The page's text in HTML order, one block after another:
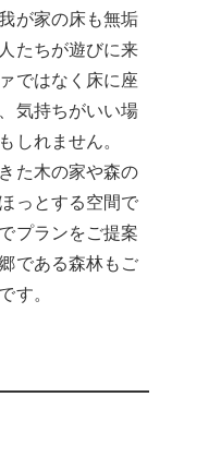
が家の床も無垢
たちが遊びに来
ではなく床に座
気持ちがいい場
しれません。
た木の家や森の
っとする空間で
プランをご提案
である森林もご
す。